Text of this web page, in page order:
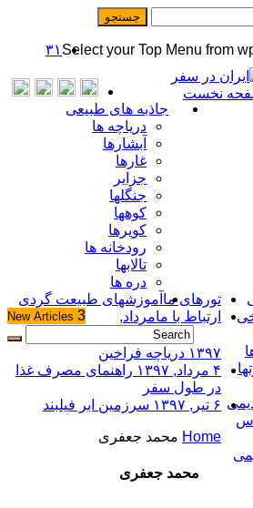
Select your Top Menu from
نخست
جاذبه های طبیعی
دریاچه ها
آبشارها
غارها
جزایر
جنگلها
کوهها
کویرها
رودخانه ها
تالابها
دره ها
تورهای ما آموزشهای طبیعت گردی
ارتباط با ما
3
New Articles
۳۱
مرداد,
۱۳۹۷ دریاچه فراخین
۴ مرداد, ۱۳۹۷
راهنمای مصرف غذا
در طول سفر
۶ تیر, ۱۳۹۷
سرزمین ابر فیلبند
Home محمد جعفری
محمد جعفری